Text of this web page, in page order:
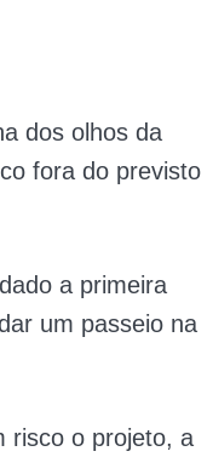
dos olhos da
fora do previsto
a primeira
um passeio na
risco o projeto, a